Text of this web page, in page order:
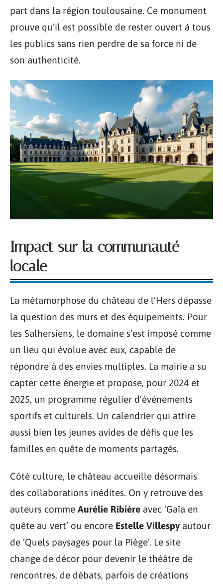
part dans la région toulousaine. Ce monument
prouve qu’il est possible de rester ouvert à tous
les publics sans rien perdre de sa force ni de
son authenticité.
Impact sur la communauté
locale
La métamorphose du château de l’Hers dépasse
la question des murs et des équipements. Pour
les Salhersiens, le domaine s’est imposé comme
un lieu qui évolue avec eux, capable de
répondre à des envies multiples. La mairie a su
capter cette énergie et propose, pour 2024 et
2025, un programme régulier d’événements
sportifs et culturels. Un calendrier qui attire
aussi bien les jeunes avides de défis que les
familles en quête de moments partagés.
Côté culture, le château accueille désormais
des collaborations inédites. On y retrouve des
auteurs comme Aurélie Ribière avec ‘Gaïa en
quête au vert’ ou encore Estelle Villespy autour
de ‘Quels paysages pour la Piège’. Le site
change de décor pour devenir le théâtre de
rencontres, de débats, parfois de créations